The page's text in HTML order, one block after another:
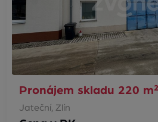
Pronájem skladu 220
Jateční, Zlín